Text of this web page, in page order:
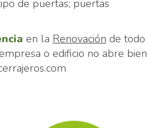
de puertas; puertas
en la Renovación de todo
o edificio no abre bien